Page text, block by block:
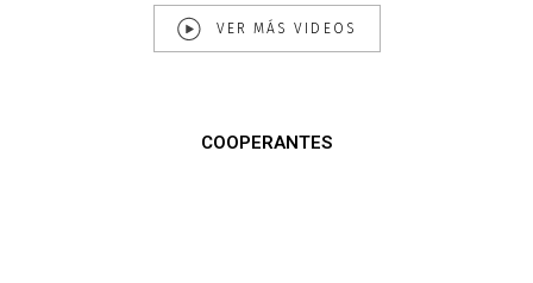
VER MÁS VIDEOS
COOPERANTES